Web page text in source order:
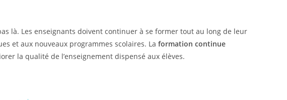
là. Les enseignants doivent continuer à se former tout au long de leur
et aux nouveaux programmes scolaires. La formation continue
la qualité de l’enseignement dispensé aux élèves.